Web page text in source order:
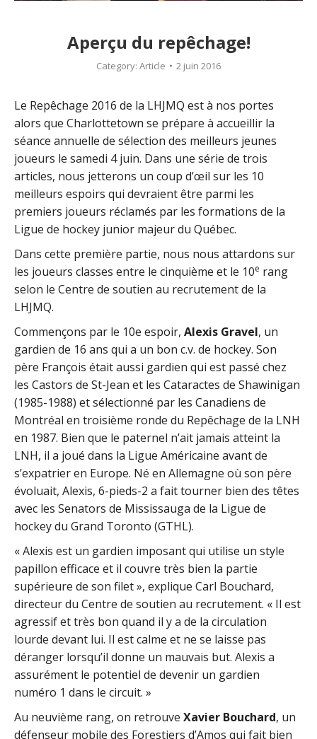
Aperçu du repêchage!
Category: Article 2 juin 2016
Le Repêchage 2016 de la LHJMQ est à nos portes
alors que Charlottetown se prépare à accueillir la
séance annuelle de sélection des meilleurs jeunes
joueurs le samedi 4 juin. Dans une série de trois
articles, nous jetterons un coup d’œil sur les 10
meilleurs espoirs qui devraient être parmi les
premiers joueurs réclamés par les formations de la
Ligue de hockey junior majeur du Québec.
Dans cette première partie, nous nous attardons sur
les joueurs classes entre le cinquième et le 10e rang
selon le Centre de soutien au recrutement de la
LHJMQ.
Commençons par le 10e espoir, Alexis Gravel, un
gardien de 16 ans qui a un bon c.v. de hockey. Son
père François était aussi gardien qui est passé chez
les Castors de St-Jean et les Cataractes de Shawinigan
(1985-1988) et sélectionné par les Canadiens de
Montréal en troisième ronde du Repêchage de la LNH
en 1987. Bien que le paternel n’ait jamais atteint la
LNH, il a joué dans la Ligue Américaine avant de
s’expatrier en Europe. Né en Allemagne où son père
évoluait, Alexis, 6-pieds-2 a fait tourner bien des têtes
avec les Senators de Mississauga de la Ligue de
hockey du Grand Toronto (GTHL).
« Alexis est un gardien imposant qui utilise un style
papillon efficace et il couvre très bien la partie
supérieure de son filet », explique Carl Bouchard,
directeur du Centre de soutien au recrutement. « Il est
agressif et très bon quand il y a de la circulation
lourde devant lui. Il est calme et ne se laisse pas
déranger lorsqu’il donne un mauvais but. Alexis a
assurément le potentiel de devenir un gardien
numéro 1 dans le circuit. »
Au neuvième rang, on retrouve Xavier Bouchard, un
défenseur mobile des Forestiers d’Amos qui fait bien